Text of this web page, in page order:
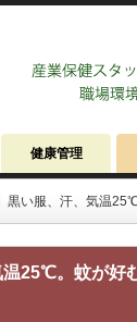
健康管理
黒い服、汗、気温
温25℃。蚊が好